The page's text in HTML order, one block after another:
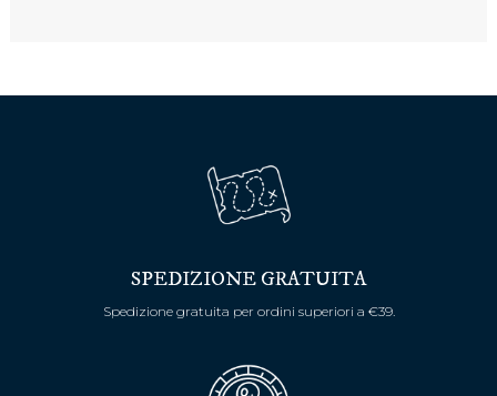
SPEDIZIONE GRATUITA
Spedizione gratuita per ordini superiori a €39.